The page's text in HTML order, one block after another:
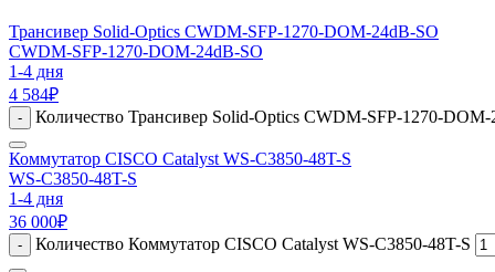
Трансивер Solid-Optics CWDM-SFP-1270-DOM-24dB-SO
CWDM-SFP-1270-DOM-24dB-SO
1-4 дня
4 584₽
- Количество Трансивер Solid-Optics CWDM-SFP-1270-DOM-
Коммутатор CISCO Catalyst WS-C3850-48T-S
WS-C3850-48T-S
1-4 дня
36 000₽
- Количество Коммутатор CISCO Catalyst WS-C3850-48T-S